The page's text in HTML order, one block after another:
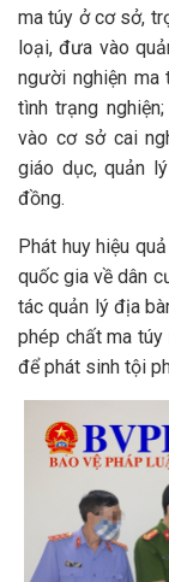
ma túy ở cơ sở,
loại, đưa vào
người nghiện ma
tình trạng
vào cơ sở cai
giáo dục, quản
đồng.
Phát huy hiệu
quốc gia về dân
tác quản lý địa
phép chất ma
để phát sinh tội